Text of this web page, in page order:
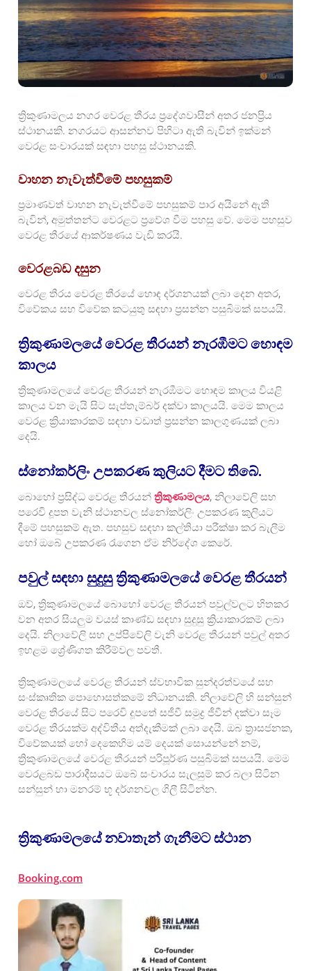
ත්‍රිකුණාමලය නගර වෙරළ තීරය ප්‍රදේශවාසීන් අතර ජනප්‍රිය
ස්ථානයකි. නගරයට ආසන්නව පිහිටා ඇති බැවින් ඉක්මන්
වෙරළ සංචාරයක් සඳහා පහසු ස්ථානයකි.
වාහන නැවැත්වීමේ පහසුකම්
ප්‍රමාණවත් වාහන නැවැත්වීමේ පහසුකම් පාර අයිනේ ඇති
බැවින්, අමුත්තන්ට වෙරළට ප්‍රවේශ වීම පහසු වේ. මෙම පහසුව
වෙරළ තීරයේ ආකර්ෂණය වැඩි කරයි.
වෙරළබඩ දසුන
වෙරළ තීරය වෙරළ තීරයේ හොඳ දර්ශනයක් ලබා දෙන අතර,
විවේකය සහ විවේක කටයුතු සඳහා ප්‍රසන්න පසුබිමක් සපයයි.
ත්‍රිකුණාමලයේ වෙරළ තීරයන් නැරඹීමට හොඳම
කාලය
ත්‍රිකුණාමලයේ වෙරළ තීරයන් නැරඹීමට හොඳම කාලය වියළි
කාලය වන මැයි සිට සැප්තැම්බර් දක්වා කාලයයි. මෙම කාලය
වෙරළ ක්‍රියාකාරකම් සඳහා වඩාත් ප්‍රසන්න කාලගුණයක් ලබා
දෙයි.
ස්නෝකර්ලිං උපකරණ කුලියට දීමට තිබේ.
බොහෝ ප්‍රසිද්ධ වෙරළ තීරයන් ත්‍රිකුණාමලය, නිලාවේලි සහ
පරෙවි දූපත වැනි ස්ථානවල ස්නෝකර්ලිං උපකරණ කුලියට
දීමේ පහසුකම් ඇත. පහසුව සඳහා කල්තියා පරීක්ෂා කර බැලීම
හෝ ඔබේ උපකරණ රැගෙන ඒම නිර්දේශ කෙරේ.
පවුල් සඳහා සුදුසු ත්‍රිකුණාමලයේ වෙරළ තීරයන්
ඔව්, ත්‍රිකුණාමලයේ බොහෝ වෙරළ තීරයන් පවුල්වලට හිතකර
වන අතර සියලුම වයස් කාණ්ඩ සඳහා සුදුසු ක්‍රියාකාරකම් ලබා
දෙයි. නිලාවේලි සහ උප්පිවේලි වැනි වෙරළ තීරයන් පවුල් අතර
ඉහළම ශ්‍රේණිගත කිරීම්වල පවතී.
ත්‍රිකුණාමලයේ වෙරළ තීරයන් ස්වභාවික සුන්දරත්වයේ සහ
සංස්කෘතික පොහොසත්කමේ නිධානයකි. නිලාවේලි හි සන්සුන්
වෙරළ තීරයේ සිට පරෙවි දූපතේ සජීවී සමුද්‍ර ජීවීන් දක්වා සෑම
වෙරළ තීරයක්ම අද්විතීය අත්දැකීමක් ලබා දෙයි. ඔබ ත්‍රාසජනක,
විවේකයක් හෝ දෙකෙහිම යම් දෙයක් සොයන්නේ නම්,
ත්‍රිකුණාමලයේ වෙරළ තීරයන් පරිපූර්ණ පසුබිමක් සපයයි. මෙම
වෙරළබඩ පාරාදීසයට ඔබේ සංචාරය සැලසුම් කර බලා සිටින
සන්සුන් හා මනරම් භූ දර්ශනවල ගිලී සිටින්න.
ත්‍රිකුණාමලයේ නවාතැන් ගැනීමට ස්ථාන
Booking.com